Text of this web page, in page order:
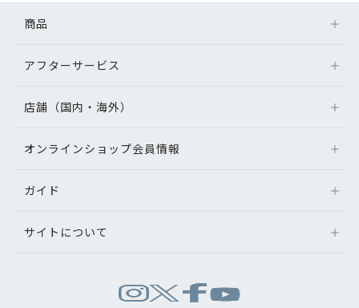
商品
メガネ
サングラス
補聴器
グッズ・小物
アフターサービス
アフターサービス
メガネの不具合、修理について
補聴器に関するアフターサービス
店舗（国内・海外）
店舗検索
オンラインショップ会員情報
ログイン
ガイド
オンラインショップご利用ガイド
サイトについて